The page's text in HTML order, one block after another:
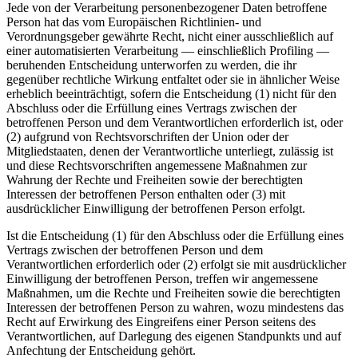
Jede von der Verarbeitung personenbezogener Daten betroffene
Person hat das vom Europäischen Richtlinien- und
Verordnungsgeber gewährte Recht, nicht einer ausschließlich auf
einer automatisierten Verarbeitung — einschließlich Profiling —
beruhenden Entscheidung unterworfen zu werden, die ihr
gegenüber rechtliche Wirkung entfaltet oder sie in ähnlicher Weise
erheblich beeinträchtigt, sofern die Entscheidung (1) nicht für den
Abschluss oder die Erfüllung eines Vertrags zwischen der
betroffenen Person und dem Verantwortlichen erforderlich ist, oder
(2) aufgrund von Rechtsvorschriften der Union oder der
Mitgliedstaaten, denen der Verantwortliche unterliegt, zulässig ist
und diese Rechtsvorschriften angemessene Maßnahmen zur
Wahrung der Rechte und Freiheiten sowie der berechtigten
Interessen der betroffenen Person enthalten oder (3) mit
ausdrücklicher Einwilligung der betroffenen Person erfolgt.
Ist die Entscheidung (1) für den Abschluss oder die Erfüllung eines
Vertrags zwischen der betroffenen Person und dem
Verantwortlichen erforderlich oder (2) erfolgt sie mit ausdrücklicher
Einwilligung der betroffenen Person, treffen wir angemessene
Maßnahmen, um die Rechte und Freiheiten sowie die berechtigten
Interessen der betroffenen Person zu wahren, wozu mindestens das
Recht auf Erwirkung des Eingreifens einer Person seitens des
Verantwortlichen, auf Darlegung des eigenen Standpunkts und auf
Anfechtung der Entscheidung gehört.